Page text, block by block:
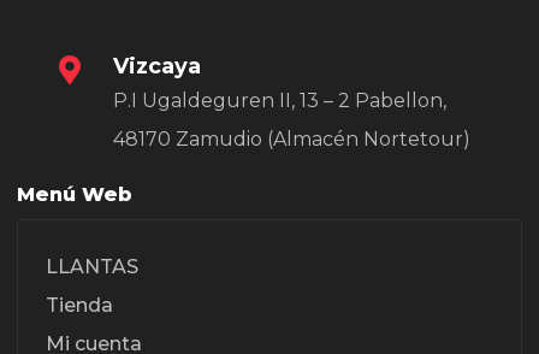
Vizcaya
P.I Ugaldeguren II, 13 – 2 Pabellon,
48170 Zamudio (Almacén Nortetour)
Menú Web
LLANTAS
Tienda
Mi cuenta